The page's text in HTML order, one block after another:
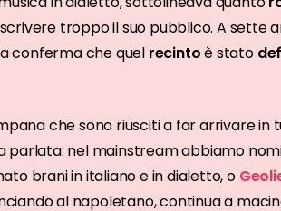
troppo il suo pubblico. A sette
conferma che quel recintoè stato
che sono riusciti a far arrivare in
parlata: nel mainstream abbiamo
brani in italiano e in dialetto, o
al napoletano, continua a